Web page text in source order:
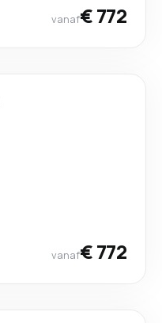
vanaf€ 772
vanaf€ 772